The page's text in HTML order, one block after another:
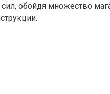
обойдя множество